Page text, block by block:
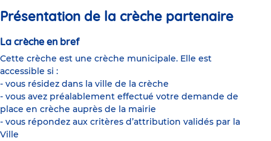
Présentation de la crèche partenaire
La crèche en bref
Cette crèche est une crèche municipale. Elle est
accessible si :
- vous résidez dans la ville de la crèche
- vous avez préalablement effectué votre demande de
place en crèche auprès de la mairie
- vous répondez aux critères d’attribution validés par la
Ville